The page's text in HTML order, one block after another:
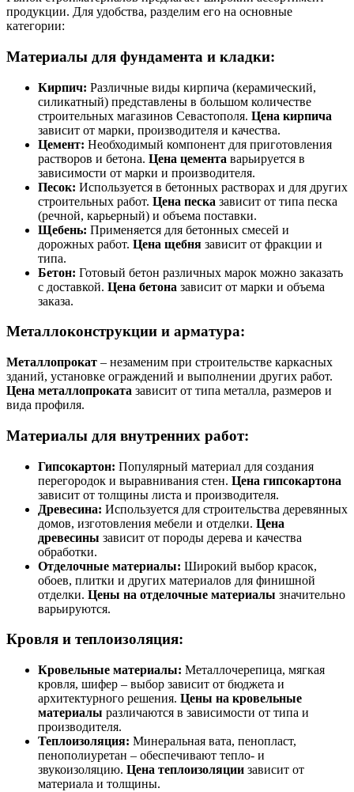
продукции. Для удобства, разделим его на основные
категории:
Материалы для фундамента и кладки:
Кирпич: Различные виды кирпича (керамический,
силикатный) представлены в большом количестве
строительных магазинов Севастополя. Цена кирпича
зависит от марки, производителя и качества.
Цемент: Необходимый компонент для приготовления
растворов и бетона. Цена цемента варьируется в
зависимости от марки и производителя.
Песок: Используется в бетонных растворах и для других
строительных работ. Цена песка зависит от типа песка
(речной, карьерный) и объема поставки.
Щебень: Применяется для бетонных смесей и
дорожных работ. Цена щебня зависит от фракции и
типа.
Бетон: Готовый бетон различных марок можно заказать
с доставкой. Цена бетона зависит от марки и объема
заказа.
Металлоконструкции и арматура:
Металлопрокат – незаменим при строительстве каркасных
зданий, установке ограждений и выполнении других работ.
Цена металлопроката зависит от типа металла, размеров и
вида профиля.
Материалы для внутренних работ:
Гипсокартон: Популярный материал для создания
перегородок и выравнивания стен. Цена гипсокартона
зависит от толщины листа и производителя.
Древесина: Используется для строительства деревянных
домов, изготовления мебели и отделки. Цена
древесины зависит от породы дерева и качества
обработки.
Отделочные материалы: Широкий выбор красок,
обоев, плитки и других материалов для финишной
отделки. Цены на отделочные материалы значительно
варьируются.
Кровля и теплоизоляция:
Кровельные материалы: Металлочерепица, мягкая
кровля, шифер – выбор зависит от бюджета и
архитектурного решения. Цены на кровельные
материалы различаются в зависимости от типа и
производителя.
Теплоизоляция: Минеральная вата, пенопласт,
пенополиуретан – обеспечивают тепло- и
звукоизоляцию. Цена теплоизоляции зависит от
материала и толщины.